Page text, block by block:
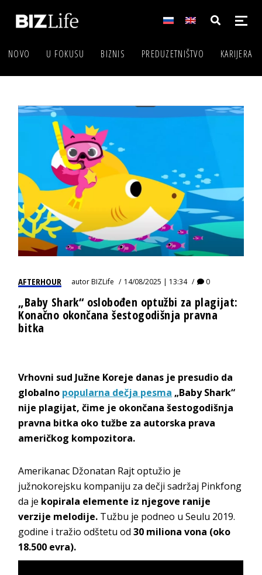
NOVO U FOKUSU BIZNIS PREDUZETNIŠTVO KARIJERA
AFTERHOUR autorBIZLife 14/08/2025 | 13:34 0
„Baby Shark“ oslobođen optužbi za plagijat:
Konačno okončana šestogodišnja pravna
bitka
Vrhovni sud Južne Koreje danas je presudio da
globalno popularna dečja pesma „Baby Shark“
nije plagijat, čime je okončana šestogodišnja
pravna bitka oko tužbe za autorska prava
američkog kompozitora.
Amerikanac Džonatan Rajt optužio je
južnokorejsku kompaniju za dečji sadržaj Pinkfong
da je kopirala elemente iz njegove ranije
verzije melodije. Tužbu je podneo u Seulu 2019.
godine i tražio odštetu od30 miliona vona (oko
18.500 evra).